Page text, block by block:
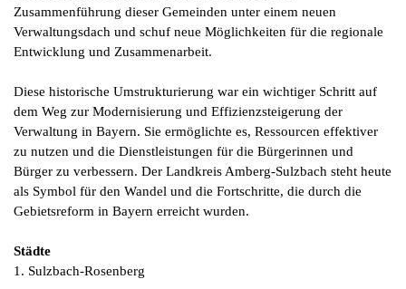
Zusammenführung dieser Gemeinden unter einem neuen
Verwaltungsdach und schuf neue Möglichkeiten für die regionale
Entwicklung und Zusammenarbeit.
Diese historische Umstrukturierung war ein wichtiger Schritt auf
dem Weg zur Modernisierung und Effizienzsteigerung der
Verwaltung in Bayern. Sie ermöglichte es, Ressourcen effektiver
zu nutzen und die Dienstleistungen für die Bürgerinnen und
Bürger zu verbessern. Der Landkreis Amberg-Sulzbach steht heute
als Symbol für den Wandel und die Fortschritte, die durch die
Gebietsreform in Bayern erreicht wurden.
Städte
1. Sulzbach-Rosenberg